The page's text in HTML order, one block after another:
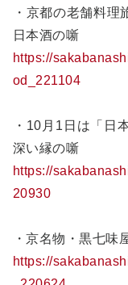
・京都の老舗料理
日本酒の噺
https://
od_221104
・10月1日は「日
深い縁の噺
https://
20930
・京名物・黒七味
https://